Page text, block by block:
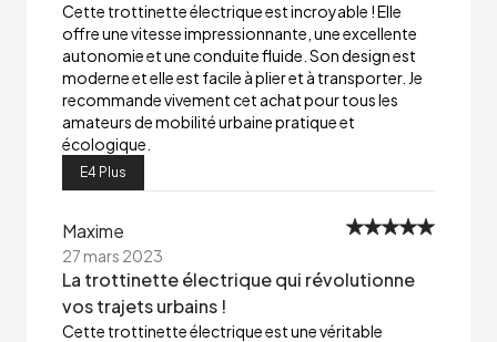
Cette trottinette électrique est incroyable ! Elle
offre une vitesse impressionnante, une excellente
autonomie et une conduite fluide. Son design est
moderne et elle est facile à plier et à transporter. Je
recommande vivement cet achat pour tous les
amateurs de mobilité urbaine pratique et
écologique.
E4 Plus
Maxime
27 mars 2023
La trottinette électrique qui révolutionne
vos trajets urbains !
Cette trottinette électrique est une véritable